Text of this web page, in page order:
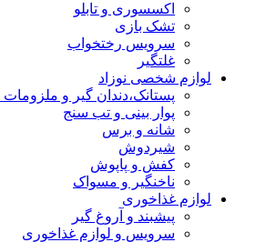
اکسسوری و تابلو
تشک بازی
سرویس رختخواب
غلتگیر
لوازم شخصی نوزاد
پستانک،دندان گیر و ملزومات
پوار بینی و تب سنج
شانه و برس
شیردوش
کفش و پاپوش
ناخنگیر و مسواک
لوازم غذاخوری
پیشبند و آروغ گیر
سرویس و لوازم غذاخوری